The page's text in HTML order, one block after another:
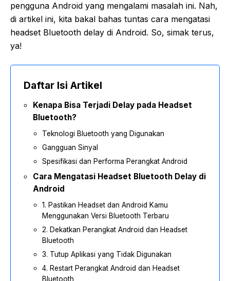
pengguna Android yang mengalami masalah ini. Nah,
di artikel ini, kita bakal bahas tuntas cara mengatasi
headset Bluetooth delay di Android. So, simak terus,
ya!
Daftar Isi Artikel
Kenapa Bisa Terjadi Delay pada Headset
Bluetooth?
Teknologi Bluetooth yang Digunakan
Gangguan Sinyal
Spesifikasi dan Performa Perangkat Android
Cara Mengatasi Headset Bluetooth Delay di
Android
1. Pastikan Headset dan Android Kamu
Menggunakan Versi Bluetooth Terbaru
2. Dekatkan Perangkat Android dan Headset
Bluetooth
3. Tutup Aplikasi yang Tidak Digunakan
4. Restart Perangkat Android dan Headset
Bluetooth